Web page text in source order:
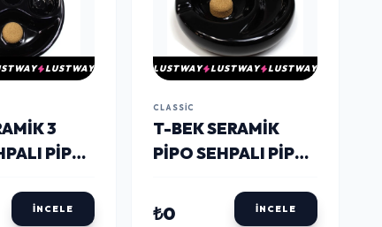
LUSTWAY
3
PIPO
İNCELE
LUSTWAY LUSTWAY LUSTWAY
CLASSIC
T-BEK SERAMIK
PIPO SEHPALI PIPO
TEKLI
₺0 İNCELE